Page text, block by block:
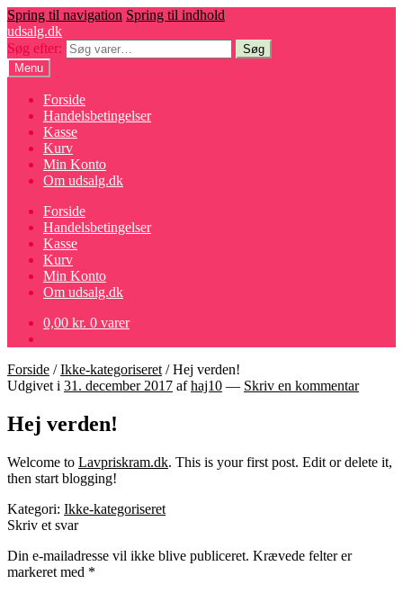
Spring til navigation Spring til indhold
udsalg.dk
Søg efter:
Søg
Menu
Forside
Handelsbetingelser
Kasse
Kurv
Min Konto
Om udsalg.dk
Forside
Handelsbetingelser
Kasse
Kurv
Min Konto
Om udsalg.dk
0,00 kr. 0 varer
Forside /Ikke-kategoriseret /Hej verden!
Udgivet i 31. december 2017 afhaj10 — Skriv en kommentar
Hej verden!
Welcome to Lavpriskram.dk. This is your first post. Edit or delete it,
then start blogging!
Kategori: Ikke-kategoriseret
Skriv et svar
Din e-mailadresse vil ikke blive publiceret. Krævede felter er
markeret med *